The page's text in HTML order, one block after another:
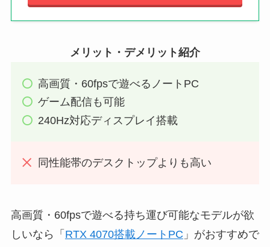
メリット・デメリット紹介
高画質・60fpsで遊べるノートPC
ゲーム配信も可能
240Hz対応ディスプレイ搭載
同性能帯のデスクトップよりも高い
高画質・60fpsで遊べる持ち運び可能なモデルが欲
しいなら「 RTX 4070搭載ノートPC 」がおすすめで